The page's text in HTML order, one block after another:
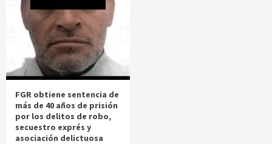
FGR obtiene sentencia de
más de 40 años de prisión
por los delitos de robo,
secuestro exprés y
asociación delictuosa